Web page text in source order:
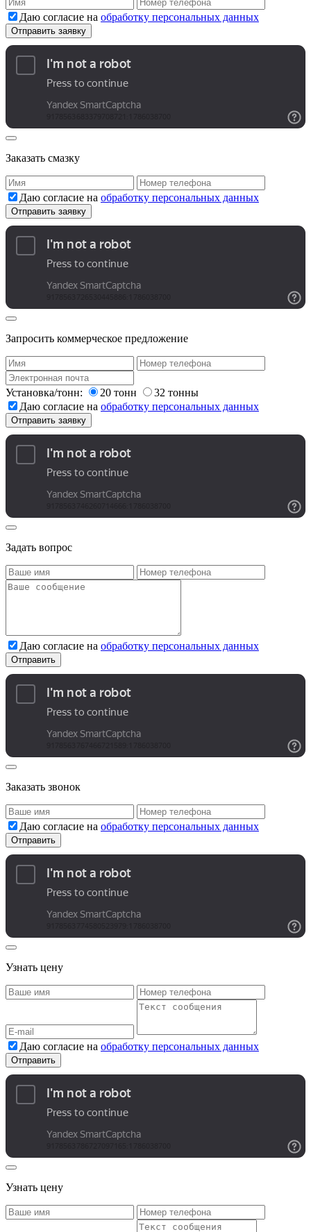
Даю согласие на обработку персональных данных
Заказать смазку
Даю согласие на обработку персональных данных
Запросить коммерческое предложение
Установка/тонн: 20 тонн
32 тонны
Даю согласие на обработку персональных данных
Задать вопрос
Даю согласие на обработку персональных данных
Заказать звонок
Даю согласие на обработку персональных данных
Узнать цену
Даю согласие на обработку персональных данных
Узнать цену